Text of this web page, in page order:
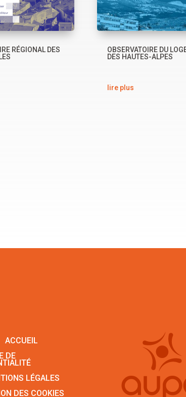
RÉGIONAL DES
OBSERVATOIRE DU
DES HAUTES-ALPES
lire plus
ACCUEIL
DE
LÉGALES
DES COOKIES